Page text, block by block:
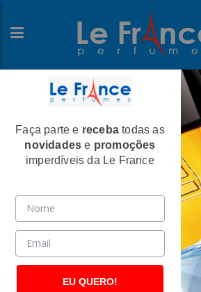
Home>Swiss Army >Perfumes Masculinos
Swiss Army Classic Sport
de Toilette
(2544)
Faça parte e receba todas as
novidades e promoções
imperdíveis da Le France
EU QUERO!